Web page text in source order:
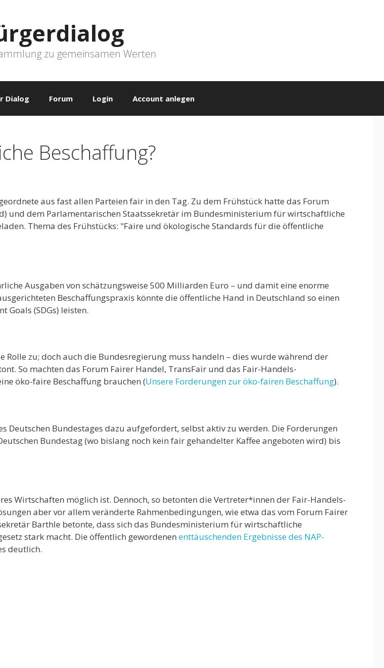
zu gemeinsamen Werten
Dialog Forum Login Account anlegen
Beschaffung?
aus fast allen Parteien fair in den Tag. Zu dem Frühstück hatte das Forum
und dem Parlamentarischen Staatssekretär im Bundesministerium für wirtschaftliche
Thema des Frühstücks: "Faire und ökologische Standards für die öffentliche
Ausgaben von schätzungsweise 500 Milliarden Euro – und damit eine enorme
Beschaffungspraxis könnte die öffentliche Hand in Deutschland so einen
Goals (SDGs) leisten.
zu; doch auch die Bundesregierung muss handeln – dies wurde während der
So machten das Forum Fairer Handel, TransFair und das Fair-Handels-
öko-faire Beschaffung brauchen (Unsere Forderungen zur öko-fairen Beschaffung).
Deutschen Bundestages dazu aufgefordert, selbst aktiv zu werden. Die Forderungen
Bundestag (wo bislang noch kein fair gehandelter Kaffee angeboten wird) bis
Wirtschaften möglich ist. Dennoch, so betonten die Vertreter*innen der Fair-Handels-
aber vor allem veränderte Rahmenbedingungen, wie etwa das vom Forum Fairer
Barthle betonte, dass sich das Bundesministerium für wirtschaftliche
stark macht. Die öffentlich gewordenen enttäuschenden Ergebnisse des NAP-
deutlich.